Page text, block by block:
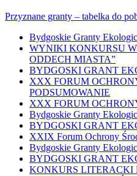
Przyznane granty – tabelka do
Bydgoskie Granty
WYNIKI KONKURSU
ODDECH MIASTA”
BYDGOSKI GRANT
XXX FORUM
PODSUMOWANIE
XXX FORUM
Bydgoskie Granty
BYDGOSKI GRANT
XXIX Forum Ochrony
Bydgoskie Granty
BYDGOSKI GRANT
KONKURS LITERACKI